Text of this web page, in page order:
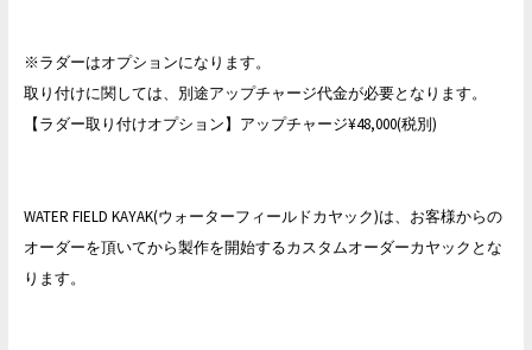
※ラダーはオプションになります。
取り付けに関しては、別途アップチャージ代金が必要となります。
【ラダー取り付けオプション】アップチャージ¥48,000(税別)
WATER FIELD KAYAK(ウォーターフィールドカヤック)は、お客様からの
オーダーを頂いてから製作を開始するカスタムオーダーカヤックとな
ります。